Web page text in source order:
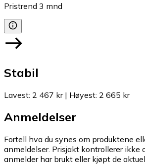
Pristrend 3 mnd
Stabil
Lavest: 2 467 kr| Høyest: 2 665 kr
Anmeldelser
Fortell hva du synes om produktene
anmeldelser. Prisjakt kontrollerer ikke
anmelder har brukt eller kjøpt de